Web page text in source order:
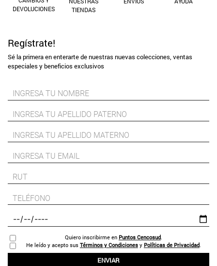
DEVOLUCIONES
TIENDAS
Regístrate!
Sé la primera en enterarte de nuestras nuevas colecciones, ventas
especiales y beneficios exclusivos
Quiero inscribirme en Puntos Cencosud.
He leído y acepto sus Términos y Condiciones y Políticas de Privacidad.
ENVIAR
9.
aros